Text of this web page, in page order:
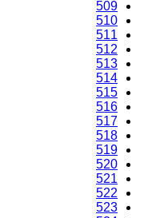
509
510
511
512
513
514
515
516
517
518
519
520
521
522
523